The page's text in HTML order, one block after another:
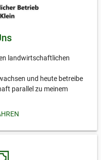
landwirtschaftlichen
und heute betreibe
parallel zu meinem
die bei mir großteils in
Maßnahmen, als